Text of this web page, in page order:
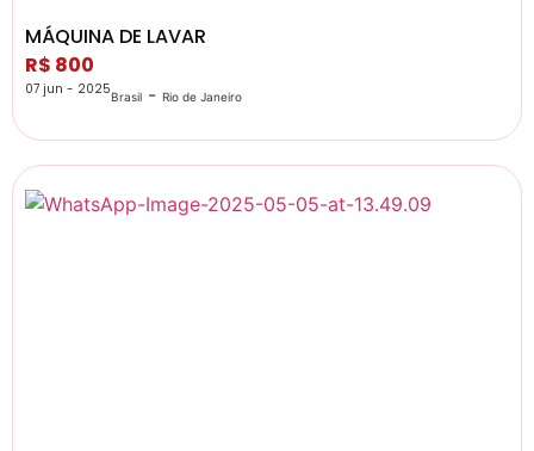
MÁQUINA DE LAVAR
R$ 800
07 jun - 2025Brasil - Rio de Janeiro